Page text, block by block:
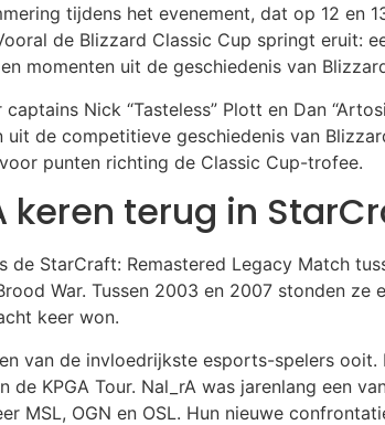
tijdens het evenement, dat op 12 en
de Blizzard Classic Cup springt eruit:
momenten uit de geschiedenis van
Nick “Tasteless” Plott en Dan
uit de competitieve geschiedenis van
punten richting de Classic Cup-trofee.
keren terug in
StarCraft: Remastered Legacy Match
War. Tussen 2003 en 2007 stonden ze
keer won.
van de invloedrijkste esports-spelers ooit.
de KPGA Tour. Nal_rA was jarenlang een
MSL, OGN en OSL. Hun nieuwe